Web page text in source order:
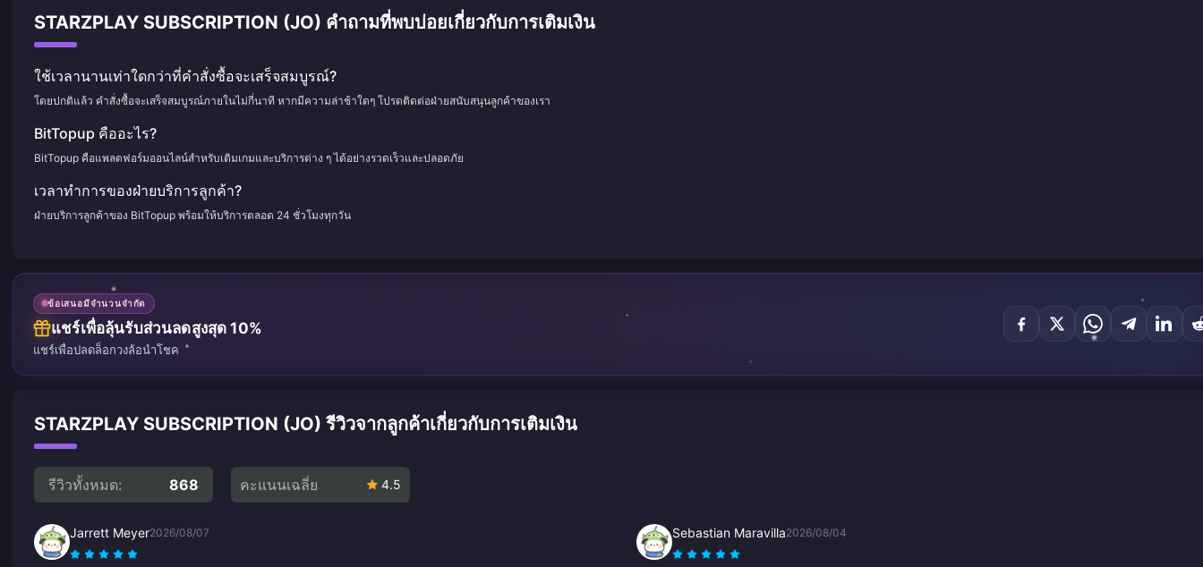
STARZPLAY SUBSCRIPTION (JO) คำถามที่พบบ่อยเกี่ยวกับการเติมเงิน
ใช้เวลานานเท่าใดกว่าที่คำสั่งซื้อจะเสร็จสมบูรณ์?
โดยปกติแล้ว คำสั่งซื้อจะเสร็จสมบูรณ์ภายในไม่กี่นาที หากมีความล่าช้าใดๆ โปรดติดต่อฝ่ายสนับสนุนลูกค้าของเรา
BitTopup คืออะไร?
BitTopup คือแพลตฟอร์มออนไลน์สำหรับเติมเกมและบริการต่าง ๆ ได้อย่างรวดเร็วและปลอดภัย
เวลาทำการของฝ่ายบริการลูกค้า?
ฝ่ายบริการลูกค้าของ BitTopup พร้อมให้บริการตลอด 24 ชั่วโมงทุกวัน
ข้อเสนอมีจำนวนจำกัด
แชร์เพื่อลุ้นรับส่วนลดสูงสุด 10%
แชร์เพื่อปลดล็อกวงล้อนำโชค
STARZPLAY SUBSCRIPTION (JO) รีวิวจากลูกค้าเกี่ยวกับการเติมเงิน
รีวิวทั้งหมด: 868 คะแนนเฉลี่ย 4.5
Jarrett Meyer2026/08/07 Sebastian Maravilla2026/08/04